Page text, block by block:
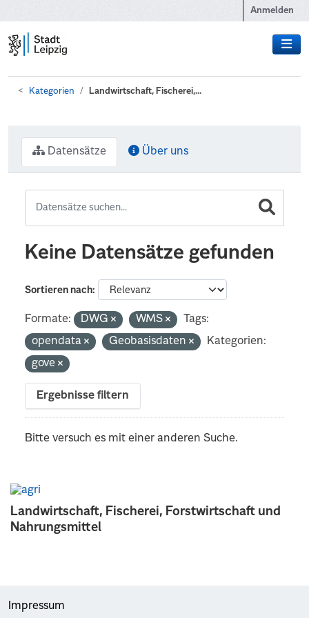
Anmelden
Kategorien Landwirtschaft, Fischerei,...
Landwirtschaft, Fischerei, Forstwirtschaft und
Nahrungsmittel
Datensätze Über uns
Keine Datensätze gefunden
Sortieren nach
Formate: DWG WMS
Tags:
opendata
Geobasisdaten
Kategorien:
gove
Ergebnisse filtern
Bitte versuch es mit einer anderen Suche.
Impressum